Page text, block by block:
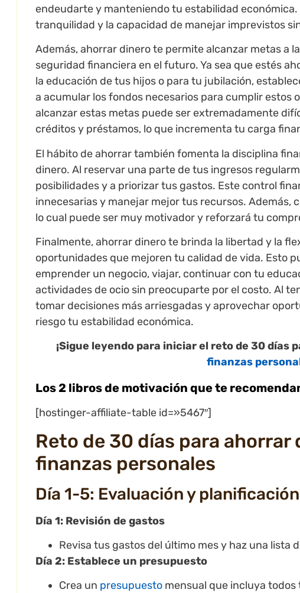
endeudarte y manteniendo tu estabilidad
tranquilidad y la capacidad de manejar imprevistos
Además, ahorrar dinero te permite alcanzar metas a
seguridad financiera en el futuro. Ya sea que estés
la educación de tus hijos o para tu jubilación,
a acumular los fondos necesarios para cumplir estos
alcanzar estas metas puede ser extremadamente
créditos y préstamos, lo que incrementa tu carga
El hábito de ahorrar también fomenta la disciplina
dinero. Al reservar una parte de tus ingresos
posibilidades y a priorizar tus gastos. Este control
innecesarias y manejar mejor tus recursos. Además,
lo cual puede ser muy motivador y reforzará tu
Finalmente, ahorrar dinero te brinda la libertad y la
oportunidades que mejoren tu calidad de vida. Esto
emprender un negocio, viajar, continuar con tu
actividades de ocio sin preocuparte por el costo. Al
tomar decisiones más arriesgadas y aprovechar
riesgo tu estabilidad económica.
¡Sigue leyendo para iniciar el reto de 30 días
finanzas
Los 2 libros de motivación que te
[hostinger-affiliate-table id=»5467″]
Reto de 30 días para ahorrar
finanzas personales
Día 1-5: Evaluación y planificación
Día 1: Revisión de gastos
Revisa tus gastos del último mes y haz una lista
Día 2: Establece un presupuesto
Crea un presupuestomensual que incluya todos